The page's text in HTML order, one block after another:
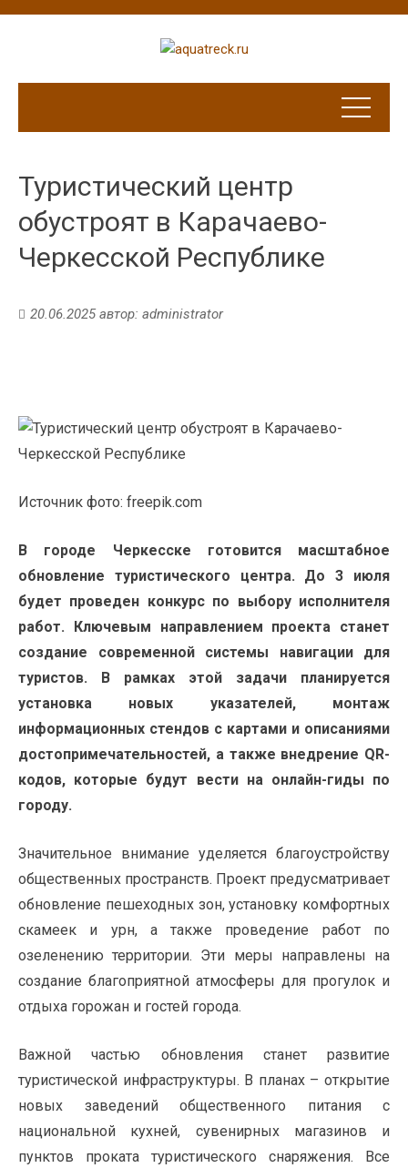
Туристический центр
обустроят в Карачаево-
Черкесской Республике
20.06.2025автор: administrator
Источник фото: freepik.com
В городе Черкесске готовится масштабное
обновление туристического центра. До 3 июля
будет проведен конкурс по выбору исполнителя
работ. Ключевым направлением проекта станет
создание современной системы навигации для
туристов. В рамках этой задачи планируется
установка новых указателей, монтаж
информационных стендов с картами и описаниями
достопримечательностей, а также внедрение QR-
кодов, которые будут вести на онлайн-гиды по
городу.
Значительное внимание уделяется благоустройству
общественных пространств. Проект предусматривает
обновление пешеходных зон, установку комфортных
скамеек и урн, а также проведение работ по
озеленению территории. Эти меры направлены на
создание благоприятной атмосферы для прогулок и
отдыха горожан и гостей города.
Важной частью обновления станет развитие
туристической инфраструктуры. В планах – открытие
новых заведений общественного питания с
национальной кухней, сувенирных магазинов и
пунктов проката туристического снаряжения. Все